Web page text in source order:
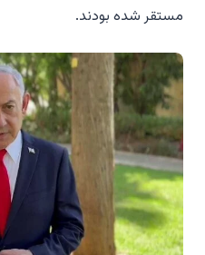
مستقر شده بودند.